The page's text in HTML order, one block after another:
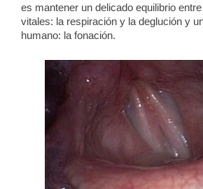
es mantener un delicado equilibrio
vitales: la respiración y la deglución y
humano: la fonación.